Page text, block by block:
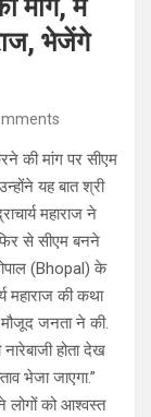
मांग, मैं
भेजेंगे
की मांग पर सीएम
यह बात श्री
महाराज ने
से सीएम बनने
(Bhopal) के
महाराज की कथा
जनता ने की.
होता देख
भेजा जाएगा.”
लोगों को आश्वस्त